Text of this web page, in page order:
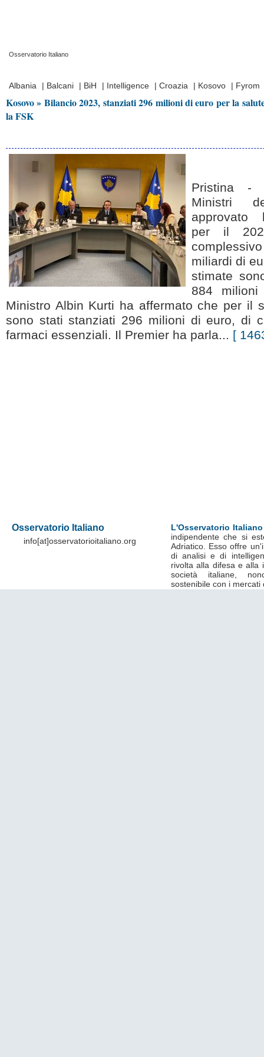
Osservatorio Italiano
Albania
| Balcani | BiH | Intelligence | Croazia | Kosovo | Fyrom
Kosovo » Bilancio 2023, stanziati 296 milioni di euro per la
la FSK
Pristina -
Ministri
approvato
per il
miliardi di
stimate
884
Ministro Albin Kurti ha affermato che per il
sono stati stanziati 296 milioni di euro, di
farmaci essenziali. Il Premier ha parla... [
Osservatorio Italiano
info[at]osservatorioitaliano.org
L'Osservatorio Italiano
indipendente che si
Adriatico. Esso offre
di analisi e di
rivolta alla difesa e alla
società italiane,
sostenibile con i mercati